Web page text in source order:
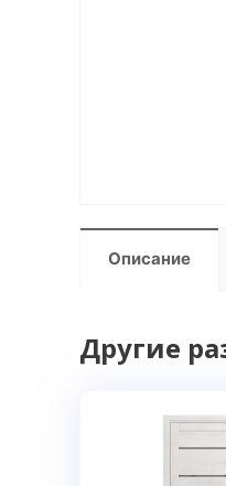
Описание
Другие